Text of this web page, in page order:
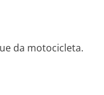
da motocicleta.